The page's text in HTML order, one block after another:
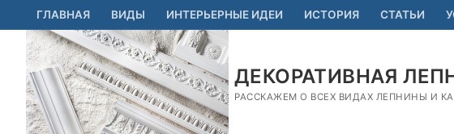
Перейти
к
содержимому
ГЛАВНАЯ ВИДЫ ИНТЕРЬЕРНЫЕ ИДЕИ ИСТОРИЯ СТАТЬИ
ДЕКОРАТИВНАЯ
РАССКАЖЕМ О ВСЕХ ВИДАХ ЛЕПНИНЫ И